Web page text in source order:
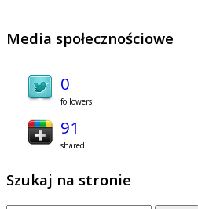
Media społecznościowe
0
followers
91
shared
Szukaj na stronie